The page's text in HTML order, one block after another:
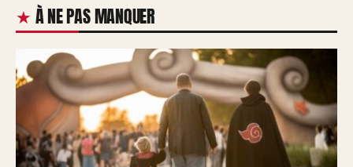
À NE PAS MANQUER